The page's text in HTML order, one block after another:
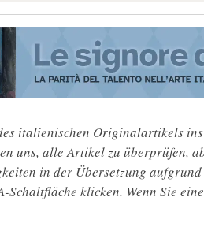
italienischen Originalartikels
uns, alle Artikel zu überprüfen,
in der Übersetzung
Schaltfläche klicken. Wenn Sie